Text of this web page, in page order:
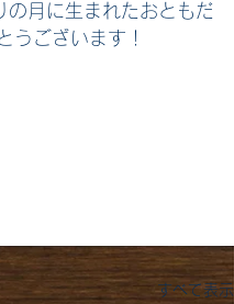
の月に生まれたおともだ
うございます！
すべて表示